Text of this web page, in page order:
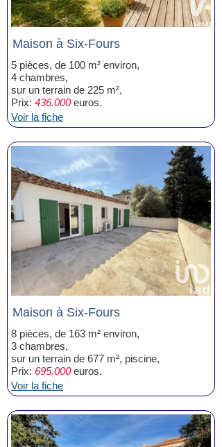
Maison à Six-Fours
5 pièces, de 100 m² environ,
4 chambres,
sur un terrain de 225 m²,
Prix: 436.000euros.
Voir la fiche
Maison à Six-Fours
8 pièces, de 163 m² environ,
3 chambres,
sur un terrain de 677 m², piscine,
Prix: 695.000euros.
Voir la fiche